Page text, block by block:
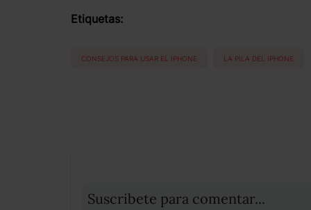
Etiquetas:
CONSEJOS PARA USAR EL IPHONE LA PILA DEL IPHONE
Suscribete para comentar...